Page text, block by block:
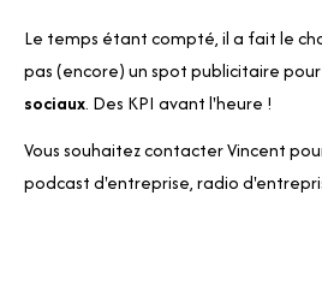
Le temps étant compté, il a fait le
pas (encore) un spot publicitaire
sociaux. Des KPI avant l'heure !
Vous souhaitez contacter Vincent
podcast d'entreprise, radio